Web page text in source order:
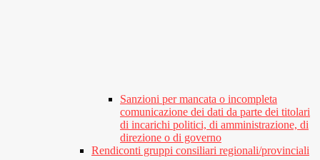
Sanzioni per mancata o incompleta
comunicazione dei dati da parte dei titolari
di incarichi politici, di amministrazione, di
direzione o di governo
Rendiconti gruppi consiliari regionali/provinciali